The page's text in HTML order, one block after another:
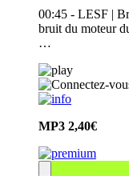
00:45 - LESF |
bruit du moteur
…
MP3 2,40€